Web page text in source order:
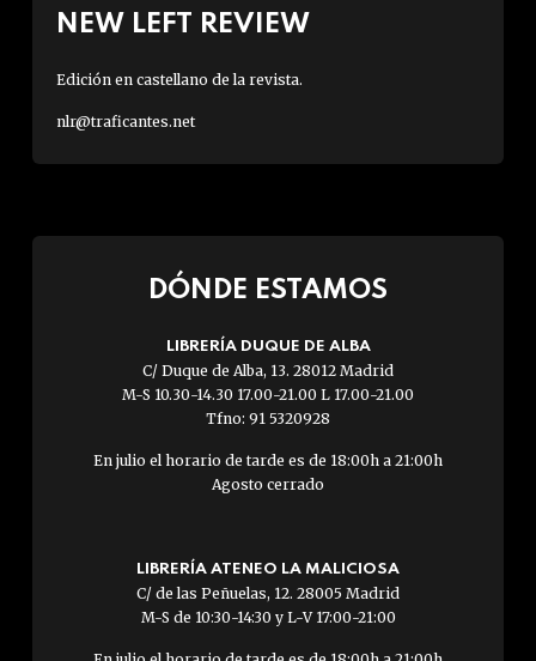
NEW LEFT REVIEW
Edición en castellano de la revista.
nlr@traficantes.net
DÓNDE ESTAMOS
LIBRERÍA DUQUE DE ALBA
C/ Duque de Alba, 13. 28012 Madrid
M-S 10.30-14.30 17.00-21.00 L 17.00-21.00
Tfno: 91 5320928
En julio el horario de tarde es de 18:00h a 21:00h
Agosto cerrado
LIBRERÍA ATENEO LA MALICIOSA
C/ de las Peñuelas, 12. 28005 Madrid
M-S de 10:30-14:30 y L-V 17:00-21:00